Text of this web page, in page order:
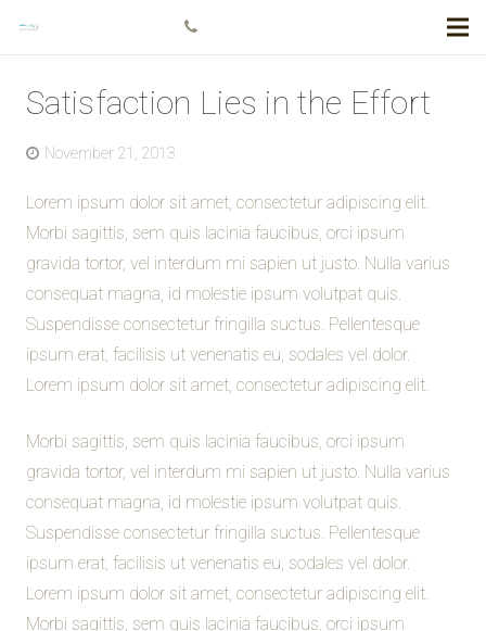
Satisfaction Lies in the Effort
November 21, 2013
Lorem ipsum dolor sit amet, consectetur adipiscing elit.
Morbi sagittis, sem quis lacinia faucibus, orci ipsum
gravida tortor, vel interdum mi sapien ut justo. Nulla varius
consequat magna, id molestie ipsum volutpat quis.
Suspendisse consectetur fringilla suctus. Pellentesque
ipsum erat, facilisis ut venenatis eu, sodales vel dolor.
Lorem ipsum dolor sit amet, consectetur adipiscing elit.
Morbi sagittis, sem quis lacinia faucibus, orci ipsum
gravida tortor, vel interdum mi sapien ut justo. Nulla varius
consequat magna, id molestie ipsum volutpat quis.
Suspendisse consectetur fringilla suctus. Pellentesque
ipsum erat, facilisis ut venenatis eu, sodales vel dolor.
Lorem ipsum dolor sit amet, consectetur adipiscing elit.
Morbi sagittis, sem quis lacinia faucibus, orci ipsum